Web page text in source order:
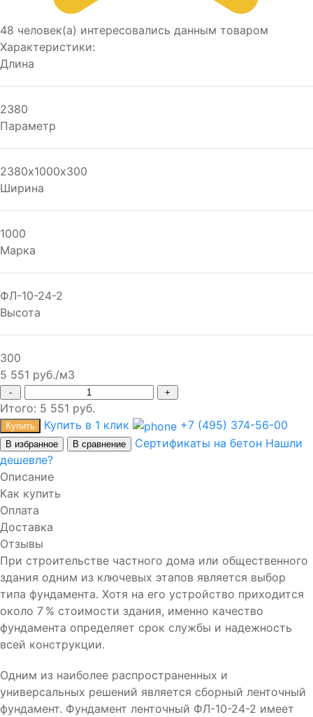
48 человек(а) интересовались данным товаром
Характеристики:
Длина
2380
Параметр
2380х1000х300
Ширина
1000
Марка
ФЛ-10-24-2
Высота
300
5 551 руб./м3
- +
Итого: 5 551 руб.
Купить Купить в 1 клик +7 (495) 374-56-00
В избранное В сравнение Сертификаты на бетон Нашли
дешевле?
Описание
Как купить
Оплата
Доставка
Отзывы
При строительстве частного дома или общественного
здания одним из ключевых этапов является выбор
типа фундамента. Хотя на его устройство приходится
около 7 % стоимости здания, именно качество
фундамента определяет срок службы и надежность
всей конструкции.
Одним из наиболее распространенных и
универсальных решений является сборный ленточный
фундамент. Фундамент ленточный ФЛ-10-24-2 имеет